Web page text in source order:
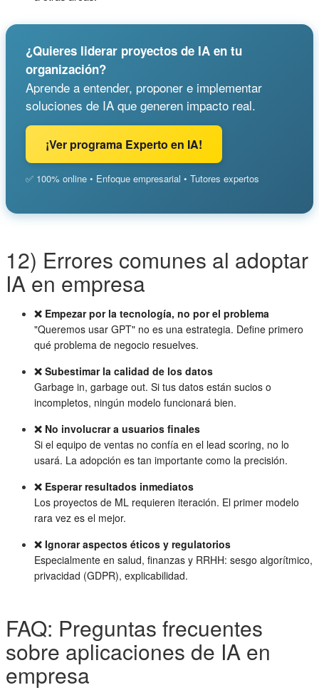
¿Quieres liderar proyectos de IA en tu
organización?
Aprende a entender, proponer e implementar
soluciones de IA que generen impacto real.
¡Ver programa Experto en IA!
✅ 100% online • Enfoque empresarial • Tutores expertos
12) Errores comunes al adoptar
IA en empresa
❌ Empezar por la tecnología, no por el problema
"Queremos usar GPT" no es una estrategia. Define primero
qué problema de negocio resuelves.
❌ Subestimar la calidad de los datos
Garbage in, garbage out. Si tus datos están sucios o
incompletos, ningún modelo funcionará bien.
❌ No involucrar a usuarios finales
Si el equipo de ventas no confía en el lead scoring, no lo
usará. La adopción es tan importante como la precisión.
❌ Esperar resultados inmediatos
Los proyectos de ML requieren iteración. El primer modelo
rara vez es el mejor.
❌ Ignorar aspectos éticos y regulatorios
Especialmente en salud, finanzas y RRHH: sesgo algorítmico,
privacidad (GDPR), explicabilidad.
FAQ: Preguntas frecuentes
sobre aplicaciones de IA en
empresa